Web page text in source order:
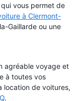
qui vous permet de
à Clermont-
Gaillarde ou une
agréable voyage et
à toutes vos
location de voitures,
.